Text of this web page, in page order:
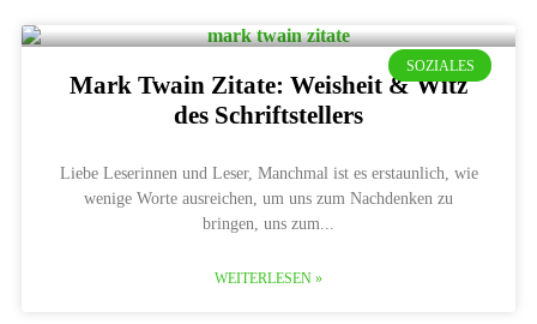
SOZIALES
Mark Twain Zitate: Weisheit & Witz
des Schriftstellers
Liebe Leserinnen und Leser, Manchmal ist es erstaunlich, wie
wenige Worte ausreichen, um uns zum Nachdenken zu
bringen, uns zum
WEITERLESEN »